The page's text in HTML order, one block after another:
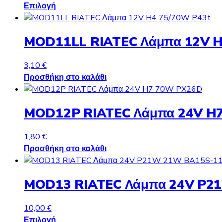
0,30 €
3,00 €
Επιλογή
το
έχει
Οι
επιλογές
να
σελίδα
του
MOD11LL RIATEC Λάμπα 12V
3,10 €
Προσθήκη στο καλάθι
MOD12P RIATEC Λάμπα 24V
1,80 €
Προσθήκη στο καλάθι
MOD13 RIATEC Λάμπα 24V
10,00€